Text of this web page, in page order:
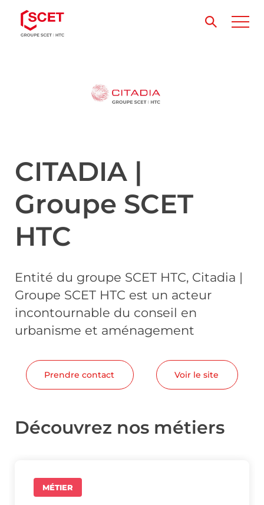
CITADIA |
Groupe SCET
HTC
Entité du groupe SCET HTC, Citadia |
Groupe SCET HTC est un acteur
incontournable du conseil en
urbanisme et aménagement
Prendre contact Voir le site
Découvrez nos métiers
MÉTIER